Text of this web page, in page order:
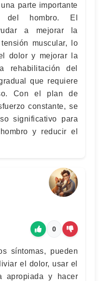
parte importante
del hombro. El
a mejorar la
muscular, lo
dolor y mejorar la
rehabilitación del
que requiere
Con el plan de
constante, se
significativo para
y reducir el
0
síntomas, pueden
el dolor, usar el
apropiada y hacer